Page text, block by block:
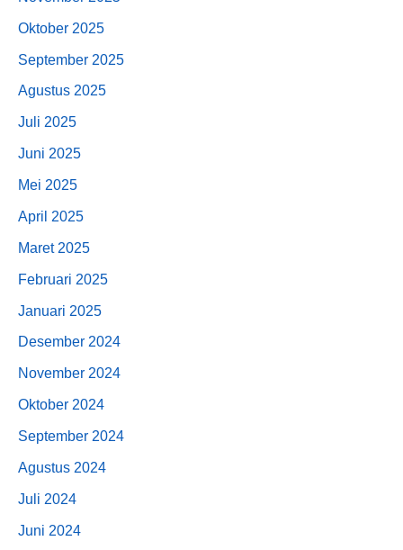
Oktober 2025
September 2025
Agustus 2025
Juli 2025
Juni 2025
Mei 2025
April 2025
Maret 2025
Februari 2025
Januari 2025
Desember 2024
November 2024
Oktober 2024
September 2024
Agustus 2024
Juli 2024
Juni 2024